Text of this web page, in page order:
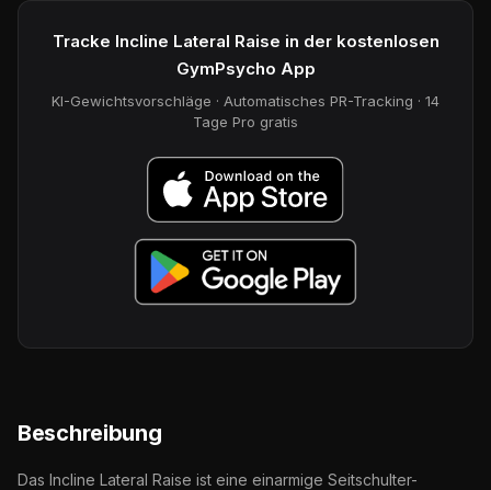
Tracke Incline Lateral Raise in der kostenlosen
GymPsycho App
KI-Gewichtsvorschläge · Automatisches PR-Tracking · 14
Tage Pro gratis
Beschreibung
Das Incline Lateral Raise ist eine einarmige Seitschulter-